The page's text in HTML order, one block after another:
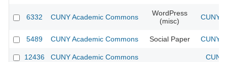
6332 CUNY Academic Commons
WordPress
(misc)
CUNY
5489 CUNY Academic Commons Social Paper CUNY
12436 CUNY Academic Commons